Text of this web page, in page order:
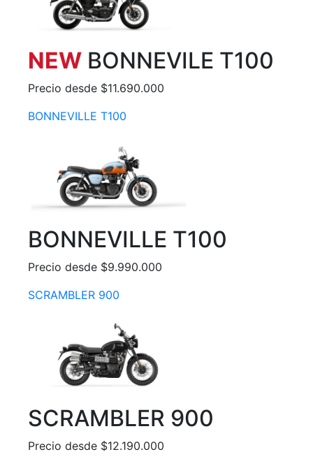
NEW BONNEVILE T100
Precio desde $11.690.000
BONNEVILLE T100
BONNEVILLE T100
Precio desde $9.990.000
SCRAMBLER 900
SCRAMBLER 900
Precio desde $12.190.000